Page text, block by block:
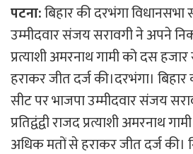
पटना:बिहार की दरभंगा विधानसभा
उम्मीदवार संजय सरावगी ने अपने
प्रत्याशी अमरनाथ गामी को दस
हराकर जीत दर्ज की।दरभंगा।
सीट पर भाजपा उम्मीदवार संजय
प्रतिद्वंद्वी राजद प्रत्याशी अमरनाथ
अधिक मतों से हराकर जीत दर्ज की।